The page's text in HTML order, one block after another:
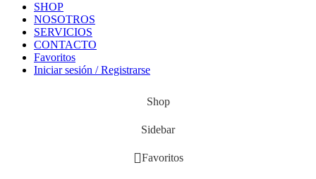
SHOP
NOSOTROS
SERVICIOS
CONTACTO
Favoritos
Iniciar sesión / Registrarse
Shop
Sidebar
Favoritos